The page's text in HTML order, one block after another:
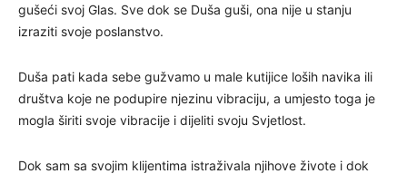
gušeći svoj Glas. Sve dok se Duša guši, ona nije u stanju
izraziti svoje poslanstvo.
Duša pati kada sebe gužvamo u male kutijice loših navika ili
društva koje ne podupire njezinu vibraciju, a umjesto toga je
mogla širiti svoje vibracije i dijeliti svoju Svjetlost.
Dok sam sa svojim klijentima istraživala njihove živote i dok